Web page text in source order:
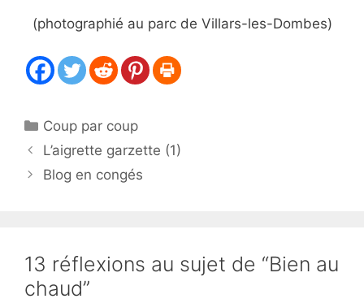
(photographié au parc de Villars-les-Dombes)
Catégories
Coup par coup
L’aigrette garzette (1)
Blog en congés
13 réflexions au sujet de “Bien au
chaud”